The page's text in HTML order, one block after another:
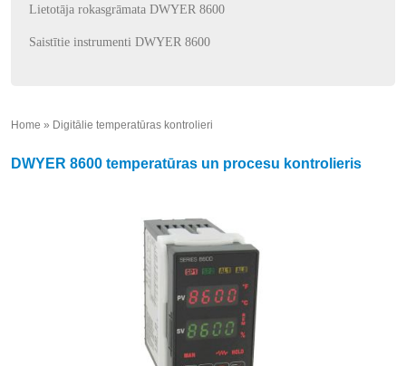
Lietotāja rokasgrāmata DWYER 8600
Saistītie instrumenti DWYER 8600
Home » Digitālie temperatūras kontrolieri
DWYER 8600 temperatūras un procesu kontrolieris